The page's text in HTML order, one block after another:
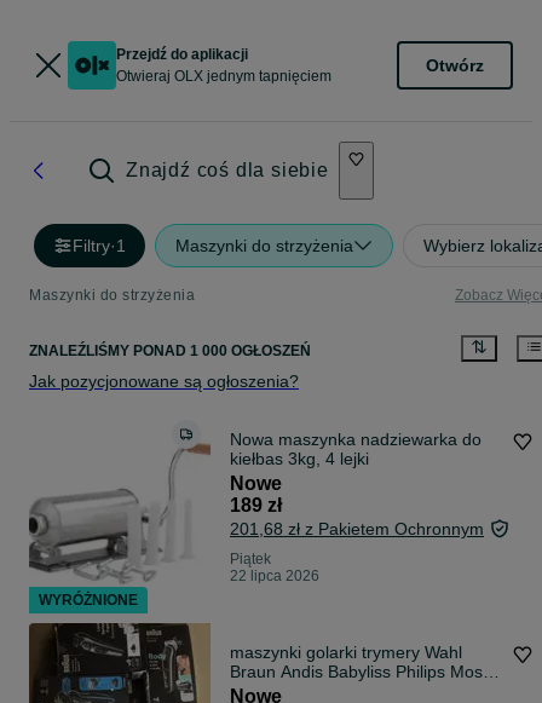
Przejdź do aplikacji
Otwieraj OLX jednym tapnięciem
Otwórz
Znajdź coś dla siebie
Filtry·1 Maszynki do strzyżenia Wybierz
Maszynki do strzyżenia Zobacz
ZNALEŹLIŚMY PONAD 1 000 OGŁOSZEŃ
Jak pozycjonowane są ogłoszenia?
Nowa maszynka nadziewarka do
kiełbas 3kg, 4 lejki
Nowe
189 zł
201,68 zł z Pakietem Ochronnym
Piątek
22 lipca 2026
maszynki golarki trymery Wahl
Braun Andis Babyliss Philips Moser
maszynka do strzyżenia do włosów
Nowe
WYRÓŻNIONE